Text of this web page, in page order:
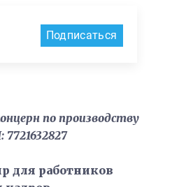
Подписаться
по производству
для работников